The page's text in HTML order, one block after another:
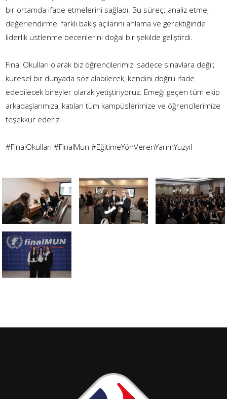
bir ortamda ifade etmelerini sağladı. Bu süreç; analiz etme,
değerlendirme, farklı bakış açılarını anlama ve gerektiğinde
liderlik üstlenme becerilerini doğal bir şekilde geliştirdi.
Final Okulları olarak biz öğrencilerimizi sadece sınavlara değil;
küresel bir dünyada söz alabilecek, kendini doğru ifade
edebilecek bireyler olarak yetiştiriyoruz. Emeği geçen tüm ekip
arkadaşlarımıza, katılan tüm kampüslerimize ve öğrencilerimize
teşekkür ederiz.
#FinalOkulları #FinalMun #EğitimeYönVerenYarımYuzyıl